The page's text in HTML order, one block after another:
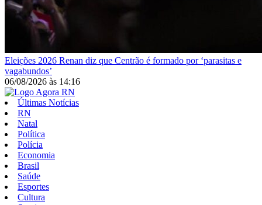
Eleições 2026 Renan diz que Centrão é formado por ‘parasitas e
vagabundos’
06/08/2026 às 14:16
Últimas Notícias
RN
Natal
Política
Polícia
Economia
Brasil
Saúde
Esportes
Cultura